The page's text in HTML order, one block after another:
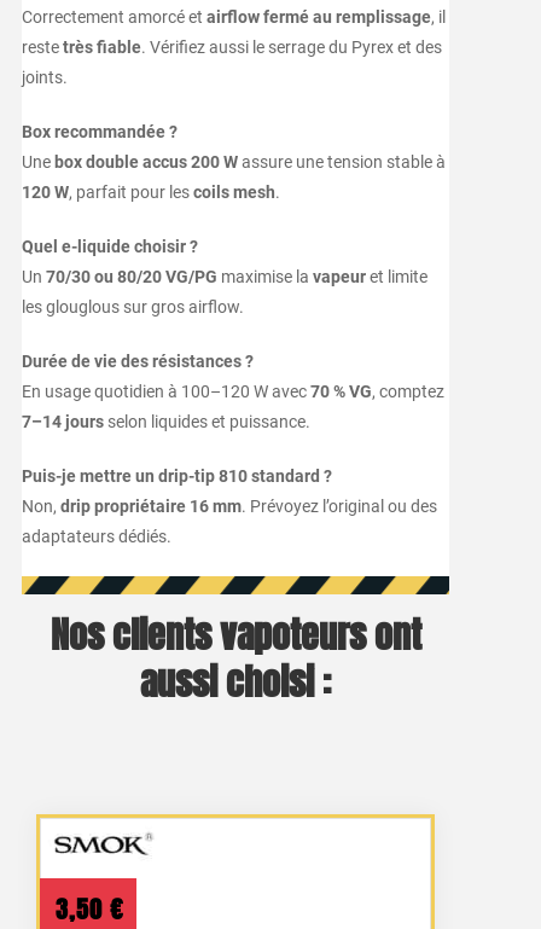
Correctement amorcé et airflow fermé au remplissage, il
restetrès fiable. Vérifiez aussi le serrage du Pyrex et des
joints.
Box recommandée ?
Une box double accus 200 Wassure une tension stable à
120 W, parfait pour lescoils mesh.
Quel e-liquide choisir ?
Un 70/30 ou 80/20 VG/PG maximise la vapeuret limite
les glouglous sur gros airflow.
Durée de vie des résistances ?
En usage quotidien à 100–120 W avec70 % VG, comptez
7–14 joursselon liquides et puissance.
Puis-je mettre un drip-tip 810 standard ?
Non, drip propriétaire 16 mm. Prévoyez l’original ou des
adaptateurs dédiés.
Nos clients vapoteurs ont
aussi choisi :
3,50 €